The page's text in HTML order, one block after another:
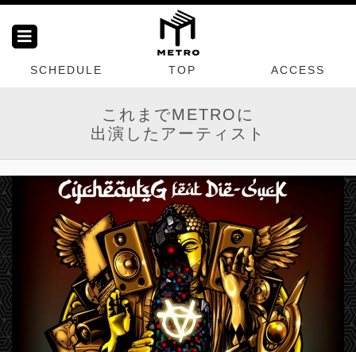
SCHEDULE TOP ACCESS
これまでMETROに
出演したアーティスト